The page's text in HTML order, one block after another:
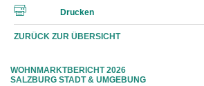
WOHNMARKTBERICHT 2026
SALZBURG STADT & UMGEBUNG
Drucken
ZURÜCK ZUR ÜBERSICHT